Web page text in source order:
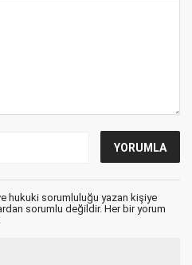
hukuki sorumluluğu yazan kişiye
sorumlu değildir. Her bir yorum